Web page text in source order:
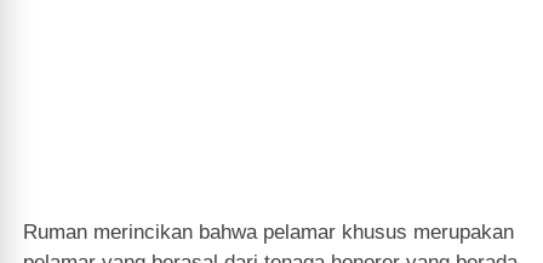
Ruman merincikan bahwa pelamar khusus merupakan